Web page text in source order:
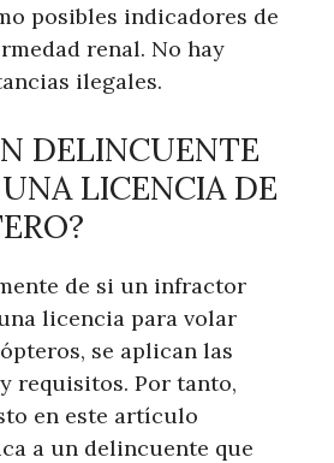
posibles indicadores de
renal. No hay
ilegales.
DELINCUENTE
LICENCIA DE
de si un infractor
licencia para volar
se aplican las
requisitos. Por tanto,
en este artículo
a un delincuente que